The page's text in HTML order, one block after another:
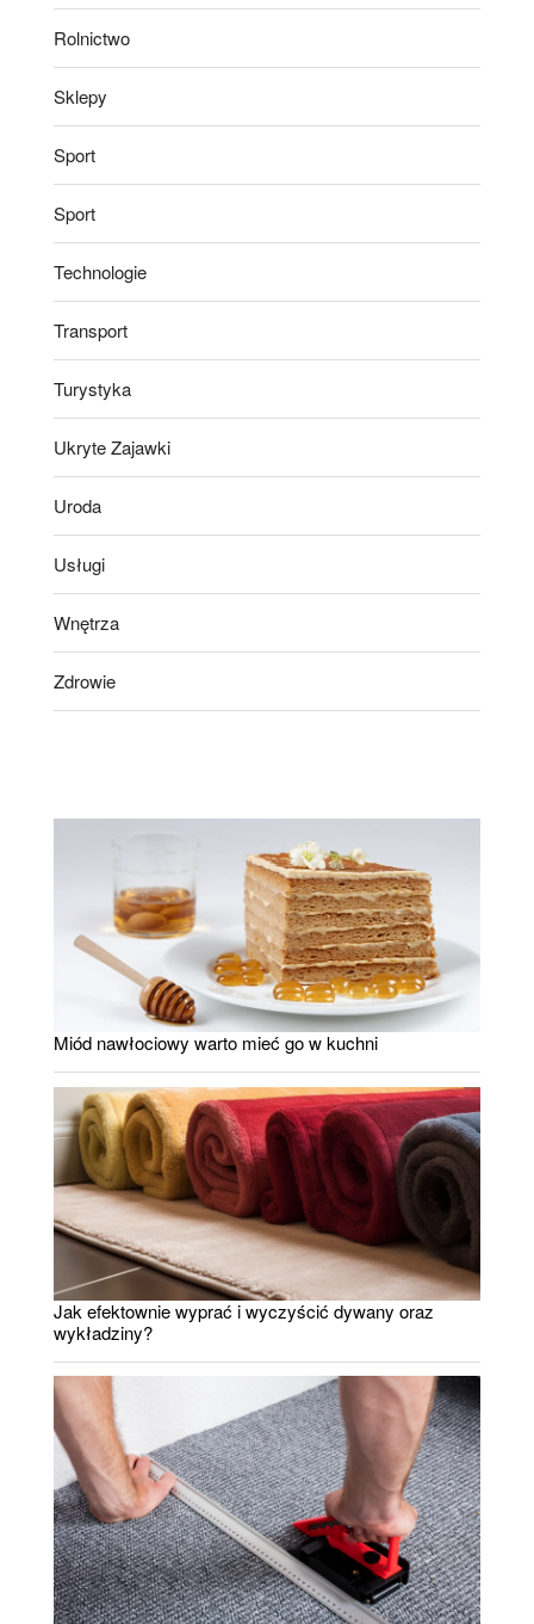
Rolnictwo
Sklepy
Sport
Sport
Technologie
Transport
Turystyka
Ukryte Zajawki
Uroda
Usługi
Wnętrza
Zdrowie
Miód nawłociowy warto mieć go w kuchni
Jak efektownie wyprać i wyczyścić dywany oraz
wykładziny?